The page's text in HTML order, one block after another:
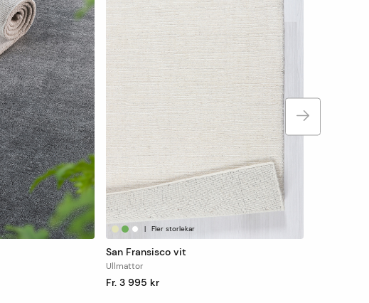
| Fler storlekar
San Fransisco vit
Ullmattor
Fr. 3 995 kr